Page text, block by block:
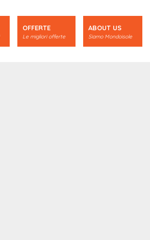
OFFERTE
Le migliori offerte
ABOUT US
Siamo Mondoisole